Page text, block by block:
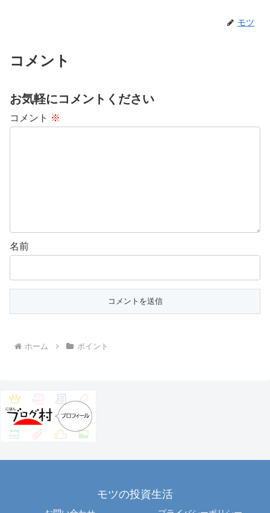
モツ
コメント
お気軽にコメントください
コメント ※
名前
ホーム ポイント
モツの投資生活